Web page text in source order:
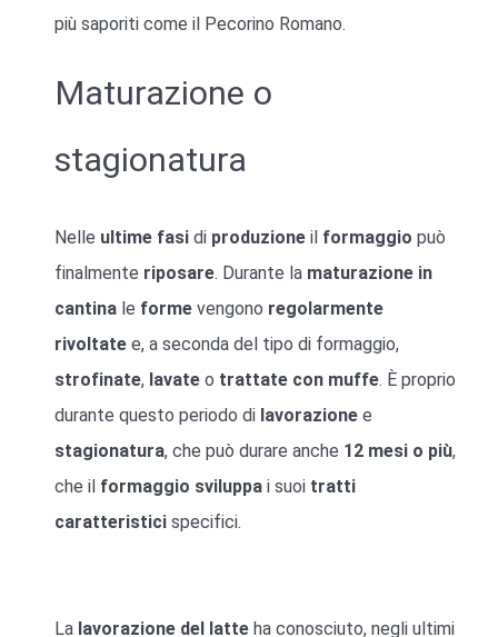
più saporiti come il Pecorino Romano.
Maturazione o
stagionatura
Nelle ultime fasi di produzione il formaggio può
finalmente riposare. Durante la maturazione in
cantina le forme vengono regolarmente
rivoltate e, a seconda del tipo di formaggio,
strofinate, lavate o trattate con muffe. È proprio
durante questo periodo di lavorazione e
stagionatura, che può durare anche 12 mesi o più,
che il formaggio sviluppa i suoi tratti
caratteristici specifici.
La lavorazione del latte ha conosciuto, negli ultimi